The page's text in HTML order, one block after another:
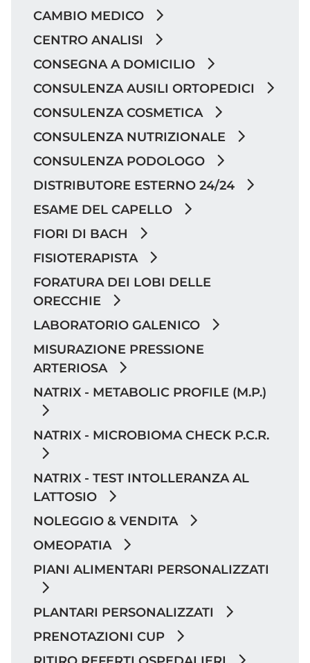
CAMBIO MEDICO
CENTRO ANALISI
CONSEGNA A DOMICILIO
CONSULENZA AUSILI ORTOPEDICI
CONSULENZA COSMETICA
CONSULENZA NUTRIZIONALE
CONSULENZA PODOLOGO
DISTRIBUTORE ESTERNO 24/24
ESAME DEL CAPELLO
FIORI DI BACH
FISIOTERAPISTA
FORATURA DEI LOBI DELLE
ORECCHIE
LABORATORIO GALENICO
MISURAZIONE PRESSIONE
ARTERIOSA
NATRIX - METABOLIC PROFILE (M.P.)
NATRIX - MICROBIOMA CHECK P.C.R.
NATRIX - TEST INTOLLERANZA AL
LATTOSIO
NOLEGGIO & VENDITA
OMEOPATIA
PIANI ALIMENTARI PERSONALIZZATI
PLANTARI PERSONALIZZATI
PRENOTAZIONI CUP